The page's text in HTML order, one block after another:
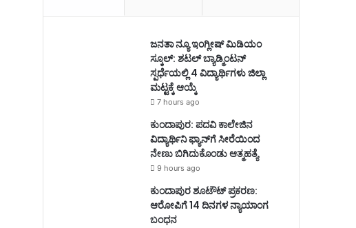
ಜನತಾ ನ್ಯೂ ಇಂಗ್ಲೀಷ್ ಮಿಡಿಯಂ
ಸ್ಕೂಲ್: ಶಟಲ್ ಬ್ಯಾಡ್ಮಿಂಟನ್
ಸ್ಪರ್ಧೆಯಲ್ಲಿ 4 ವಿದ್ಯಾರ್ಥಿಗಳು ಜಿಲ್ಲಾ
ಮಟ್ಟಕ್ಕೆ ಆಯ್ಕೆ
7 hours ago
ಕುಂದಾಪುರ: ಪದವಿ ಕಾಲೇಜಿನ
ವಿದ್ಯಾರ್ಥಿನಿ ಫ್ಯಾನ್‌ಗೆ ಸೀರೆಯಿಂದ
ನೇಣು ಬಿಗಿದುಕೊಂಡು ಆತ್ಮಹತ್ಯೆ
9 hours ago
ಕುಂದಾಪುರ ಶೂಟೌಟ್ ಪ್ರಕರಣ:
ಆರೋಪಿಗೆ 14 ದಿನಗಳ ನ್ಯಾಯಾಂಗ
ಬಂಧನ